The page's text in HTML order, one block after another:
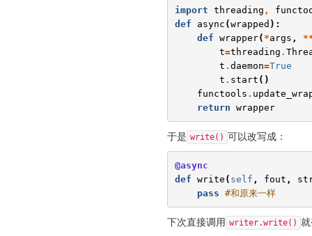
import threading ,
def
async (wrapped ):
def wrapper( *args ,
t=threading .
t . daemon=True
t . start ()
functools .
return wrapper
于是 write() 可以改写成：
@async
def write ( self , fout ,
pass #和原来一样
下次直接调用 writer.write()